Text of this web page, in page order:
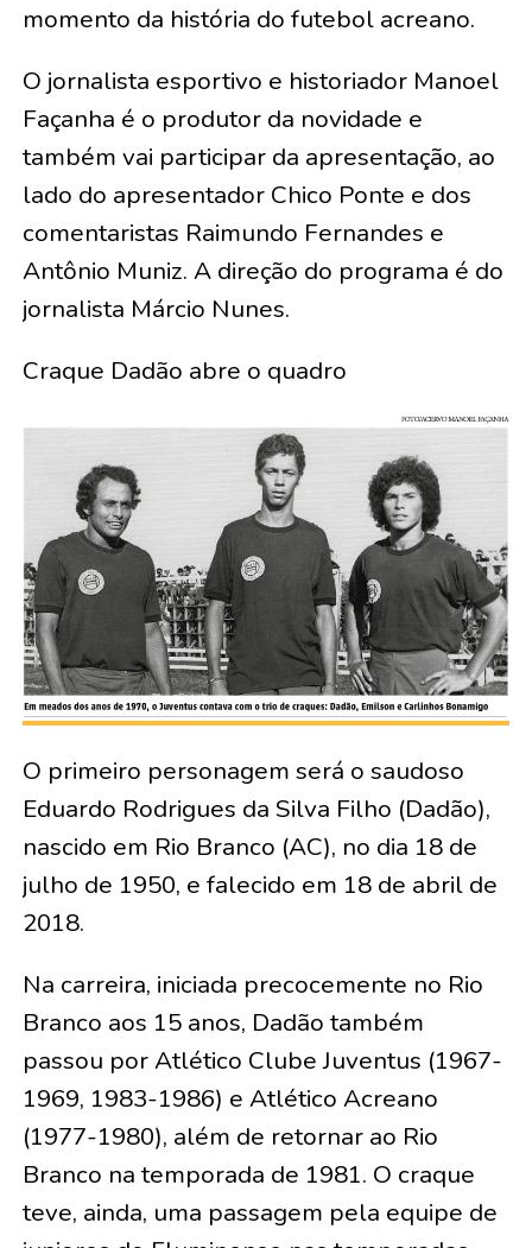
momento da história do futebol acreano.
O jornalista esportivo e historiador Manoel
Façanha é o produtor da novidade e
também vai participar da apresentação, ao
lado do apresentador Chico Ponte e dos
comentaristas Raimundo Fernandes e
Antônio Muniz. A direção do programa é do
jornalista Márcio Nunes.
Craque Dadão abre o quadro
O primeiro personagem será o saudoso
Eduardo Rodrigues da Silva Filho (Dadão),
nascido em Rio Branco (AC), no dia 18 de
julho de 1950, e falecido em 18 de abril de
2018.
Na carreira, iniciada precocemente no Rio
Branco aos 15 anos, Dadão também
passou por Atlético Clube Juventus (1967-
1969, 1983-1986) e Atlético Acreano
(1977-1980), além de retornar ao Rio
Branco na temporada de 1981. O craque
teve, ainda, uma passagem pela equipe de